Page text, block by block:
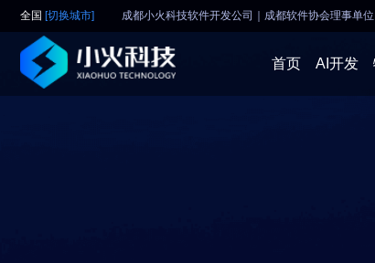
全国 [切换城市] 成都小火科技软件开发公司｜成都软件协会理事单位
首页 AI开发